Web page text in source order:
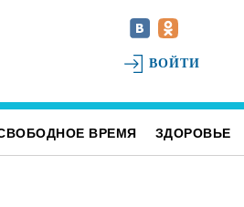
ВОЙТИ
ВРЕМЯ ЗДОРОВЬЕ